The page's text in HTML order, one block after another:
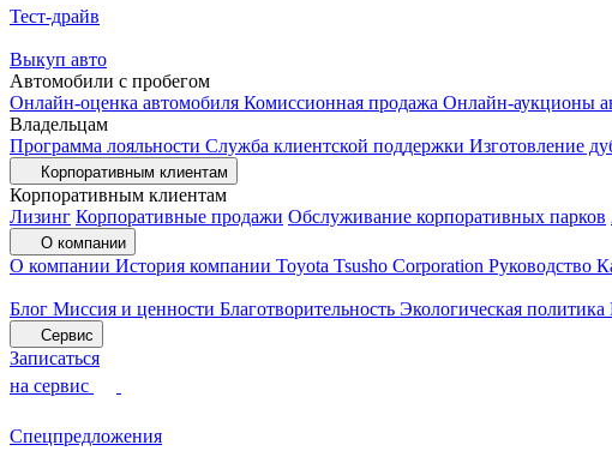
Тест-драйв
Выкуп авто
Автомобили с пробегом
Онлайн-оценка автомобиля Комиссионная продажа Онлайн-аукционы
Владельцам
Программа лояльности Служба клиентской поддержки Изготовление
Корпоративным клиентам
Корпоративным клиентам
Лизинг Корпоративные продажи Обслуживание корпоративных парков
О компании
О компании История компании Toyota Tsusho Corporation Руководство
Блог Миссия и ценности Благотворительность Экологическая политика
Сервис
Записаться
на сервис
Спецпредложения